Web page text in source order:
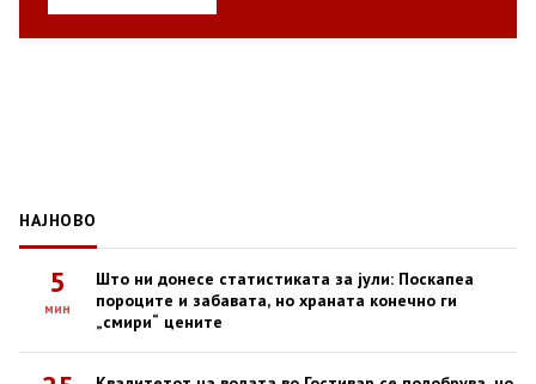
НАЈНОВО
5
мин
Што ни донесе статистиката за јули: Поскапеа
пороците и забавата, но храната конечно ги
„смири“ цените